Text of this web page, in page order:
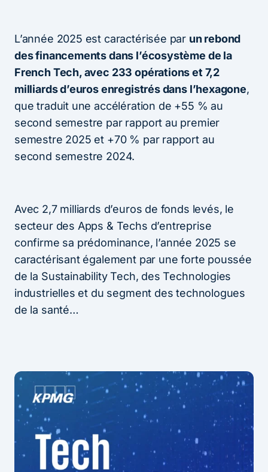
L’année 2025 est caractérisée par un rebond
des financements dans l’écosystème de la
French Tech, avec 233 opérations et 7,2
milliards d’euros enregistrés dans l’hexagone,
que traduit une accélération de +55 % au
second semestre par rapport au premier
semestre 2025 et +70 % par rapport au
second semestre 2024.
Avec 2,7 milliards d’euros de fonds levés, le
secteur des Apps & Techs d’entreprise
confirme sa prédominance, l’année 2025 se
caractérisant également par une forte poussée
de la Sustainability Tech, des Technologies
industrielles et du segment des technologues
de la santé…